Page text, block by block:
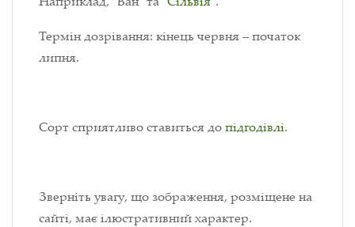
Термін дозрівання: кінець червня – початок
липня.
Сорт сприятливо ставиться допідгодівлі.
Зверніть увагу, що зображення, розміщене на
сайті, має ілюстративний характер.